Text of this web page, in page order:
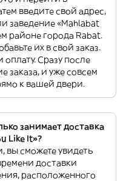
введите свой адрес,
заведение «Mahlabat
районе города Rabat.
их в свой заказ.
Сразу после
заказа, и уже совсем
к вашей двери.
занимает доставка
Like It»?
вы сможете увидеть
доставки
расположенного